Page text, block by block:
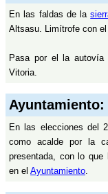
En las faldas de la
Altsasu. Limítrofe con
Pasa por el la
Vitoria.
Ayuntamiento:
En las elecciones del
como acalde por la
presentada, con lo que
en el Ayuntamiento.